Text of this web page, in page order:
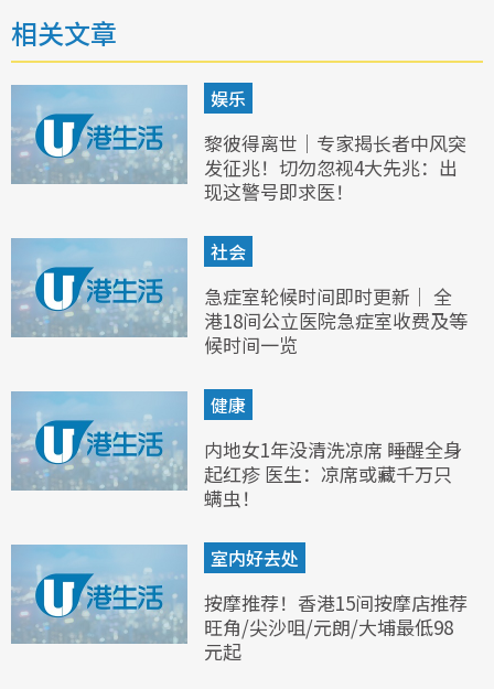
相关文章
娱乐
黎彼得离世｜专家揭长者中风突
发征兆！切勿忽视4大先兆：出
现这警号即求医！
社会
急症室轮候时间即时更新｜ 全
港18间公立医院急症室收费及等
候时间一览
健康
内地女1年没清洗凉席 睡醒全身
起红疹 医生：凉席或藏千万只
螨虫！
室内好去处
按摩推荐！香港15间按摩店推荐
旺角/尖沙咀/元朗/大埔最低98
元起